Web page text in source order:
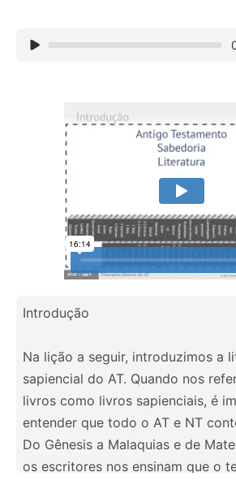
Introdução
Na lição a seguir, introduzimos a
sapiencial do AT. Quando nos
livros como livros sapienciais, é
entender que todo o AT e NT
Do Gênesis a Malaquias e de
os escritores nos ensinam que o